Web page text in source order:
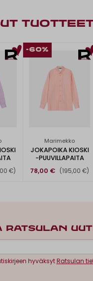
€)
-60%
Marimekko
JOKAPOIKA KIOSKI
-PUUVILLAPAITA
78,00 €
(195,00 €)
RATSULAN
hyväksytRatsulan